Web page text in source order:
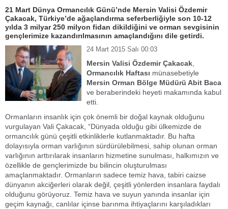
21 Mart Dünya Ormancılık Günü’nde Mersin Valisi Özdemir
Çakacak, Türkiye’de ağaçlandırma seferberliğiyle son 10-12
yılda 3 milyar 250 milyon fidan dikildiğini ve orman sevgisinin
gençlerimize kazandırılmasının amaçlandığını dile getirdi.
24 Mart 2015 Salı 00:03
Mersin Valisi Özdemir Çakacak
Ormancılık Haftası münasebetiyle
Mersin Orman Bölge Müdürü Abit Baca
ve beraberindeki heyeti makamında kabul
etti.
Ormanların insanlık için çok önemli bir doğal kaynak olduğunu
vurgulayan Vali Çakacak, “Dünyada olduğu gibi ülkemizde de
ormancılık günü çeşitli etkinliklerle kutlanmaktadır. Bu hafta
dolayısıyla orman varlığının sürdürülebilmesi, sahip olunan orman
varlığının arttırılarak insanların hizmetine sunulması, halkımızın ve
özellikle de gençlerimizde bu bilincin oluşturulması
amaçlanmaktadır. Ormanların sadece temiz hava, tabiri caizse
dünyanın akciğerleri olarak değil, çeşitli yönlerden insanlara faydalı
olduğunu görüyoruz. Temiz hava ve suyun yanında insanlar için
geçim kaynağı, canlılar içinse barınma ihtiyaçlarını karşıladıkları